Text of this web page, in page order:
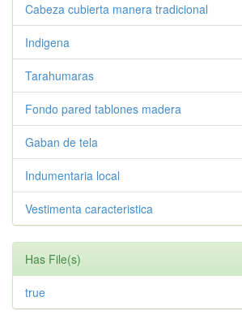
Cabeza cubierta manera tradicional
Indigena
Tarahumaras
Fondo pared tablones madera
Gaban de tela
Indumentaria local
Vestimenta caracteristica
Has File(s)
true